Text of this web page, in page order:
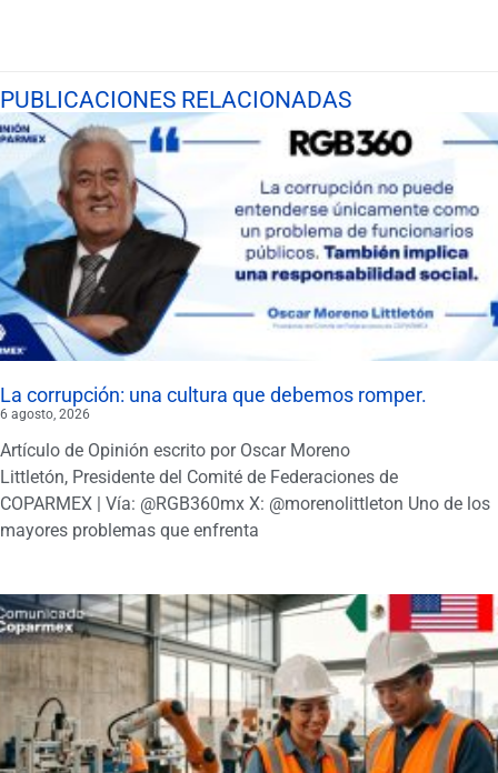
PUBLICACIONES RELACIONADAS
La corrupción: una cultura que debemos romper.
6 agosto, 2026
Artículo de Opinión escrito por Oscar Moreno
Littletón, Presidente del Comité de Federaciones de
COPARMEX | Vía: @RGB360mx X: @morenolittleton Uno de los
mayores problemas que enfrenta